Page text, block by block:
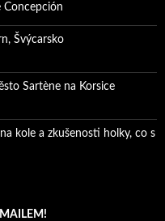
Concepción
Švýcarsko
Sartène na Korsice
kole a zkušenosti holky, co s